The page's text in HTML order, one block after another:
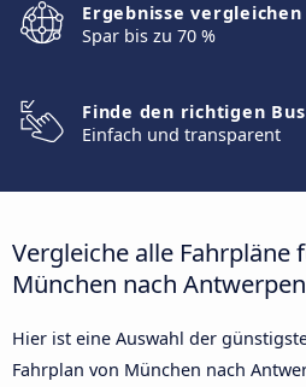
Ergebnisse vergleichen
Spar bis zu 70 %
Finde den richtigen Bus
Einfach und transparent
Vergleiche alle Fahrpläne
München nach Antwerpen
Hier ist eine Auswahl der
Fahrplan von München nach